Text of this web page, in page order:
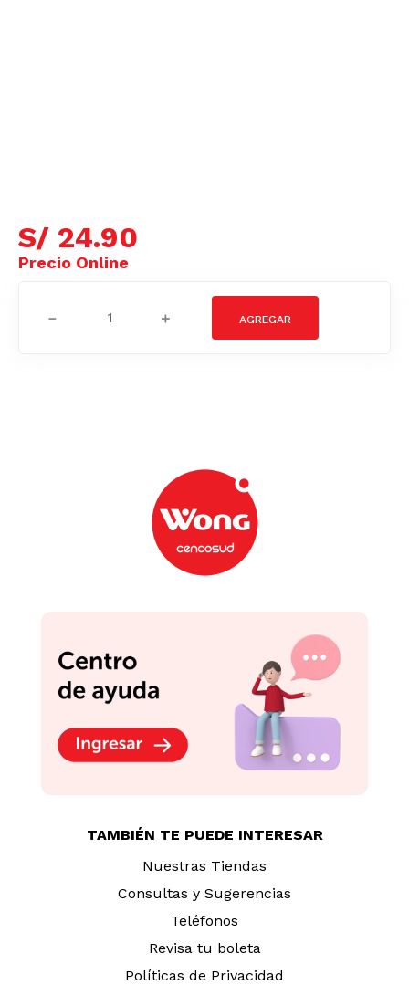
S/ 24.90
＋
－
TAMBIÉN TE PUEDE INTERESAR
Nuestras Tiendas
Consultas y Sugerencias
Teléfonos
Revisa tu boleta
Políticas de Privacidad